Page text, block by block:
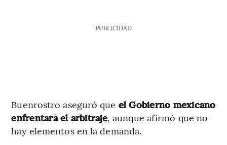
PUBLICIDAD
Buenrostro aseguró que el Gobierno mexicano
enfrentará el arbitraje, aunque afirmó que no
hay elementos en la demanda.